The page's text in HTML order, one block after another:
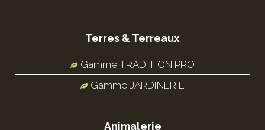
Terres & Terreaux
Gamme TRADITION PRO
Gamme JARDINERIE
Animalerie